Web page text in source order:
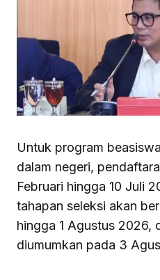
Untuk program
dalam negeri,
Februari hingga 10 Juli
tahapan seleksi akan
hingga 1 Agustus 2026,
diumumkan pada 3